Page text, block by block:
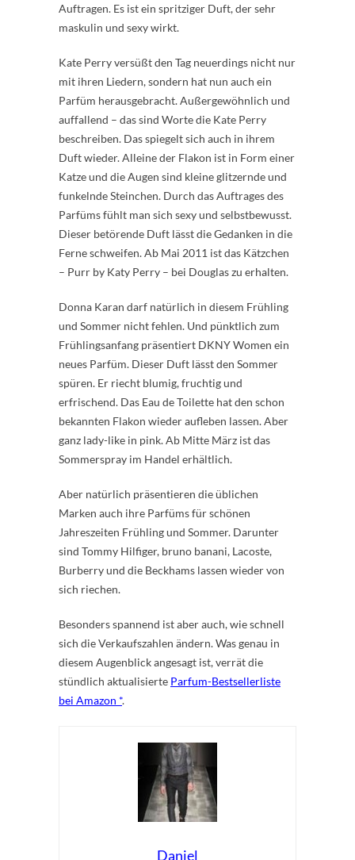
Auftragen. Es ist ein spritziger Duft, der sehr
maskulin und sexy wirkt.
Kate Perry versüßt den Tag neuerdings nicht nur
mit ihren Liedern, sondern hat nun auch ein
Parfüm herausgebracht. Außergewöhnlich und
auffallend – das sind Worte die Kate Perry
beschreiben. Das spiegelt sich auch in ihrem
Duft wieder. Alleine der Flakon ist in Form einer
Katze und die Augen sind kleine glitzernde und
funkelnde Steinchen. Durch das Auftrages des
Parfüms fühlt man sich sexy und selbstbewusst.
Dieser betörende Duft lässt die Gedanken in die
Ferne schweifen. Ab Mai 2011 ist das Kätzchen
– Purr by Katy Perry – bei Douglas zu erhalten.
Donna Karan darf natürlich in diesem Frühling
und Sommer nicht fehlen. Und pünktlich zum
Frühlingsanfang präsentiert DKNY Women ein
neues Parfüm. Dieser Duft lässt den Sommer
spüren. Er riecht blumig, fruchtig und
erfrischend. Das Eau de Toilette hat den schon
bekannten Flakon wieder aufleben lassen. Aber
ganz lady-like in pink. Ab Mitte März ist das
Sommerspray im Handel erhältlich.
Aber natürlich präsentieren die üblichen
Marken auch ihre Parfüms für schönen
Jahreszeiten Frühling und Sommer. Darunter
sind Tommy Hilfiger, bruno banani, Lacoste,
Burberry und die Beckhams lassen wieder von
sich riechen.
Besonders spannend ist aber auch, wie schnell
sich die Verkaufszahlen ändern. Was genau in
diesem Augenblick angesagt ist, verrät die
stündlich aktualisierte Parfum-Bestsellerliste
bei Amazon .
Daniel